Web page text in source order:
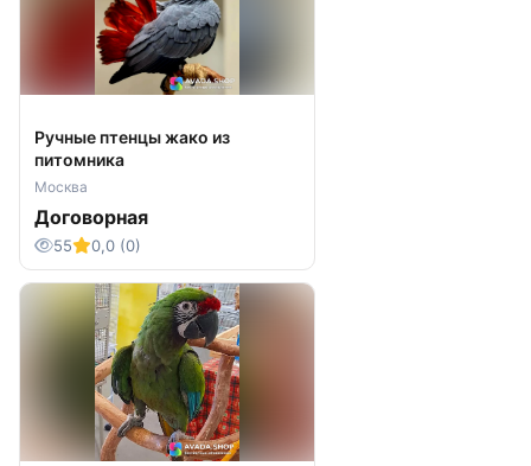
Ручные птенцы жако из
питомника
Москва
Договорная
55 0,0 (0)